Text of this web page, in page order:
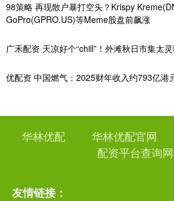
98策略 再现散户暴打空头？Krispy
GoPro(GPRO.US)等Meme股盘前飙涨
广禾配资 天凉好个“chill”！外滩秋日市集太
优配资 中国燃气：2025财年收入约793亿港
华林优配 华林优配官网
配资平台查询网
友情链接：